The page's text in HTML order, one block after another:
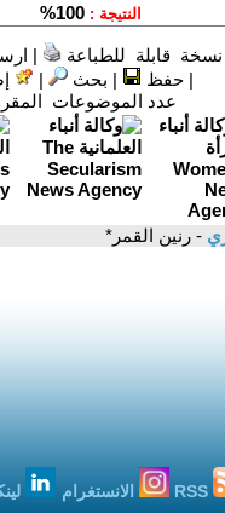
نسخة قابلة للطباعة |
|حفظ | بحث |
عدد الموضوعات
- رنين القمر*
الانستغرام